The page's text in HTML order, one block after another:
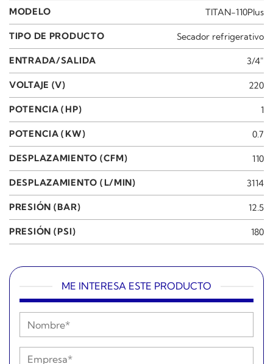
MODELO TITAN-110Plus
TIPO DE PRODUCTO Secador refrigerativo
ENTRADA/SALIDA 3/4"
VOLTAJE (V) 220
POTENCIA (HP) 1
POTENCIA (KW) 0.7
DESPLAZAMIENTO (CFM) 110
DESPLAZAMIENTO (L/MIN) 3114
PRESIÓN (BAR) 12.5
PRESIÓN (PSI) 180
ME INTERESA ESTE PRODUCTO